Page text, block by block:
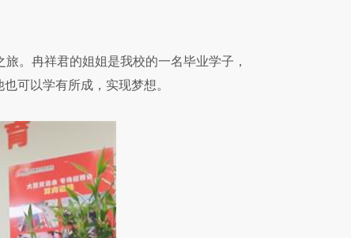
。冉祥君的姐姐是我校的一名毕业学子，
可以学有所成，实现梦想。